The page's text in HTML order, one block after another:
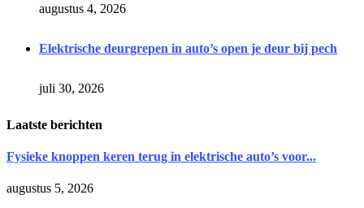
augustus 4, 2026
Elektrische deurgrepen in auto’s open je deur bij pech
juli 30, 2026
Laatste berichten
Fysieke knoppen keren terug in elektrische auto’s voor...
augustus 5, 2026